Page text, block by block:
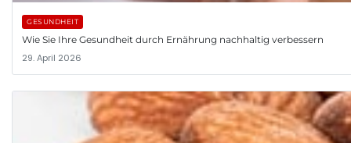
GESUNDHEIT
Wie Sie Ihre Gesundheit durch Ernährung nachhaltig verbessern
29. April 2026